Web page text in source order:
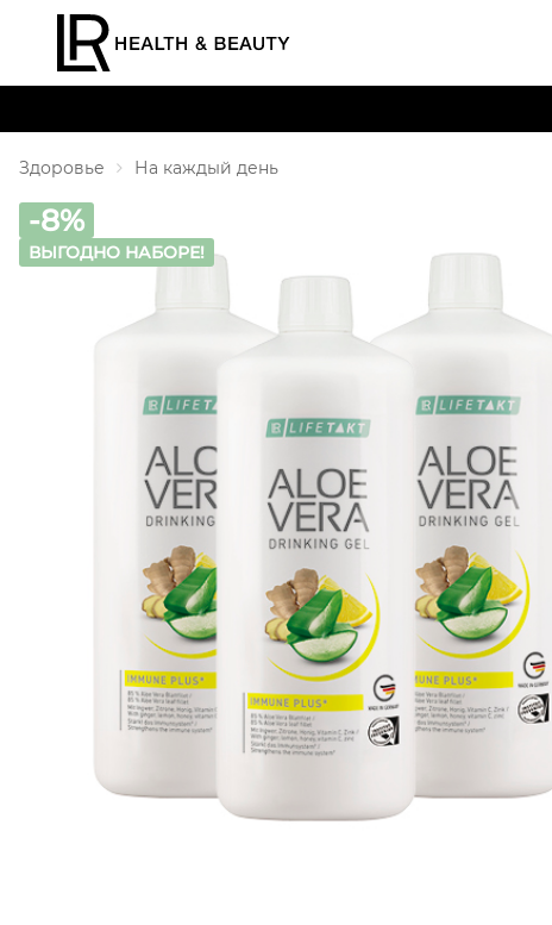
Здоровье На каждый день
-8%
ВЫГОДНО НАБОРЕ!